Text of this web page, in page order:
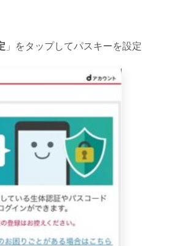
」をタップしてパスキーを設定